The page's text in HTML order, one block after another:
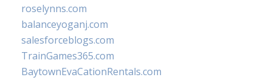
roselynns.com
balanceyoganj.com
salesforceblogs.com
TrainGames365.com
BaytownEvaCationRentals.com